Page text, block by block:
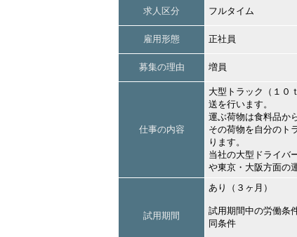
求人区分 フルタイム
雇用形態 正社員
募集の理由 増員
仕事の内容
大型トラック（１０
送を行います。
運ぶ荷物は食料品か
その荷物を自分のト
ります。
当社の大型ドライバ
や東京・大阪方面の
試用期間
あり（３ヶ月）
試用期間中の労働条
同条件